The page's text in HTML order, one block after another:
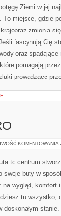
Ziemi w jej
To miejsce, gdzie
zmienia
fascynują Cię
oraz
pomagają
prowadzące
KOMENTOWANIA
to centrum
swoje buty w
na wygląd, komfort
tu wszystko,
doskonałym